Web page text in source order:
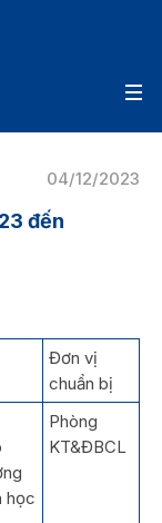
04/12/2023
đến
Đơn vị
chuẩn bị
học
Phòng
KT&ĐBCL